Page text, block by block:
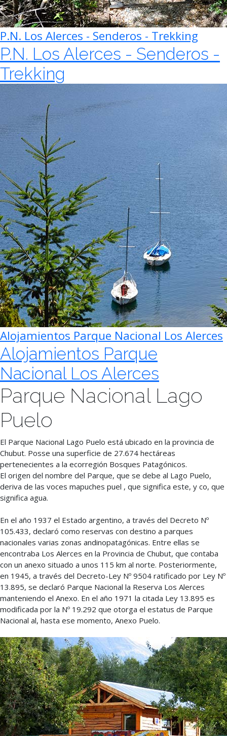
P.N. Los Alerces - Senderos - Trekking
P.N. Los Alerces - Senderos -
Trekking
Alojamientos Parque Nacional Los Alerces
Alojamientos Parque
Nacional Los Alerces
Parque Nacional Lago
Puelo
El Parque Nacional Lago Puelo está ubicado en la provincia de
Chubut. Posse una superficie de 27.674 hectáreas
pertenecientes a la ecorregión Bosques Patagónicos.
El origen del nombre del Parque, que se debe al Lago Puelo,
deriva de las voces mapuches puel , que significa este, y co, que
significa agua.
En el año 1937 el Estado argentino, a través del Decreto Nº
105.433, declaró como reservas con destino a parques
nacionales varias zonas andinopatagónicas. Entre ellas se
encontraba Los Alerces en la Provincia de Chubut, que contaba
con un anexo situado a unos 115 km al norte. Posteriormente,
en 1945, a través del Decreto-Ley Nº 9504 ratificado por Ley Nº
13.895, se declaró Parque Nacional la Reserva Los Alerces
manteniendo el Anexo. En el año 1971 la citada Ley 13.895 es
modificada por la Nº 19.292 que otorga el estatus de Parque
Nacional al, hasta ese momento, Anexo Puelo.